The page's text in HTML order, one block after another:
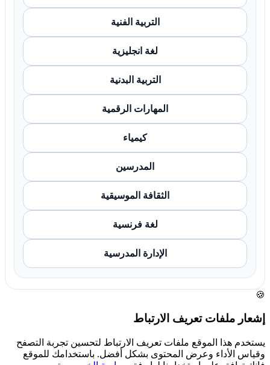
التربية الفنية
لغة انجليزية
التربية البدنية
المهارات الرقمية
كيمياء
المدرسين
الثقافة الموسيقية
لغة فرنسية
الإدارة المدرسية
🍪
إشعار ملفات تعريف الارتباط
يستخدم هذا الموقع ملفات تعريف الارتباط لتحسين تجربة التصفح
وقياس الأداء وعرض المحتوى بشكل أفضل. باستخدامك للموقع